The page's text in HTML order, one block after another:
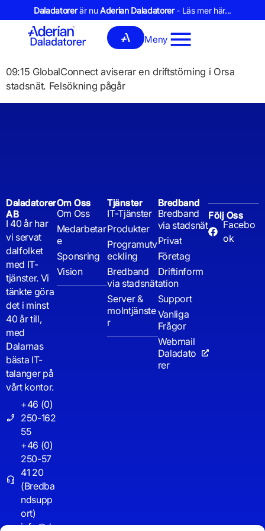
Daladatorerär nuAderian Daladatorer- Läs mer här...
Meny
09:15 GlobalConnect aviserar en driftstörning i Orsa
stadsnät. Felsökning pågår
Daladatorer
AB
I 40 år har
vi servat
dalfolket
med IT-
tjänster. Vi
tänkte göra
det i minst
40 år till,
med
Dalarnas
bästa IT-
talanger på
vårt kontor.
+46 (0)
250-162
55
+46 (0)
250-57
41 20
(Bredba
ndsupp
ort)
info@d
Om Oss
Om Oss
Medarbetar
e
Sponsring
Vision
Tjänster
IT-Tjänster
Produkter
Programutv
eckling
Bredband
via stadsnät
Server &
molntjänste
r
Bredband
Bredband
via stadsnät
Privat
Företag
Driftinform
ation
Support
Vanliga
Frågor
Webmail
Daladato
rer
Följ Oss
Facebo
ok